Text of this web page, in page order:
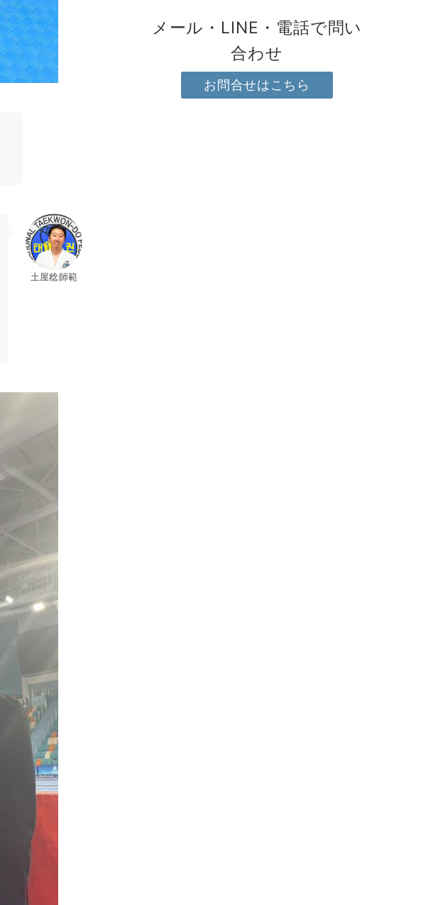
土屋稔師範
メール・LINE・電話で問い
合わせ
お問合せはこちら